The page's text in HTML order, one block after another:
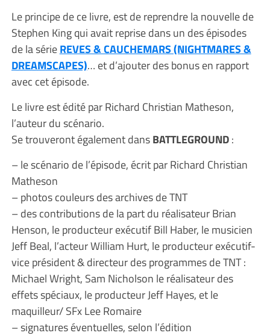
Le principe de ce livre, est de reprendre la nouvelle de
Stephen King qui avait reprise dans un des épisodes
de la sérieREVES & CAUCHEMARS (NIGHTMARES &
DREAMSCAPES)… et d’ajouter des bonus en rapport
avec cet épisode.
Le livre est édité par Richard Christian Matheson,
l’auteur du scénario.
Se trouveront également dansBATTLEGROUND:
– le scénario de l’épisode, écrit par Richard Christian
Matheson
– photos couleurs des archives de TNT
– des contributions de la part du réalisateur Brian
Henson, le producteur exécutif Bill Haber, le musicien
Jeff Beal, l’acteur William Hurt, le producteur exécutif-
vice président & directeur des programmes de TNT :
Michael Wright, Sam Nicholson le réalisateur des
effets spéciaux, le producteur Jeff Hayes, et le
maquilleur/ SFx Lee Romaire
– signatures éventuelles, selon l’édition